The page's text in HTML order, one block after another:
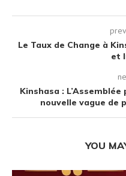
Le Taux de Change à
et
Kinshasa :
nouvelle vague de
YOU